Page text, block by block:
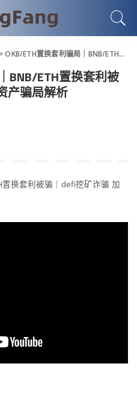
>OKB/ETH置换套利骗局｜BNB/ETH置换套利被骗｜defi挖矿诈骗 加密资产骗局解析
BNB/ETH置换套利被
产骗局解析
置换套利被骗｜defi挖矿诈骗 加